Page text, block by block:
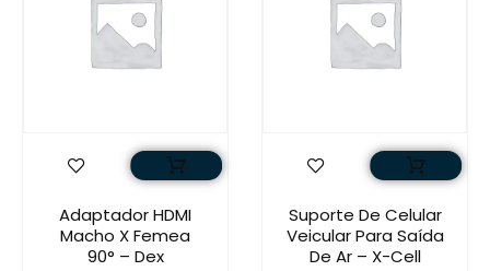
Adaptador HDMI
Macho X Femea
90° – Dex
Suporte De Celular
Veicular Para Saída
De Ar – X-Cell